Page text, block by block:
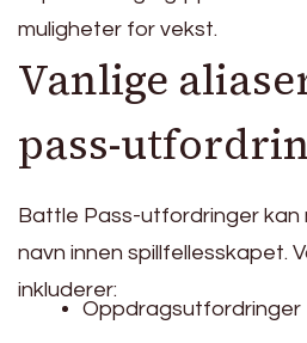
muligheter for vekst.
Vanlige
pass-
Battle Pass-utfordringer kan
navn innen spillfellesskapet.
inkluderer:
Oppdragsutfordringer